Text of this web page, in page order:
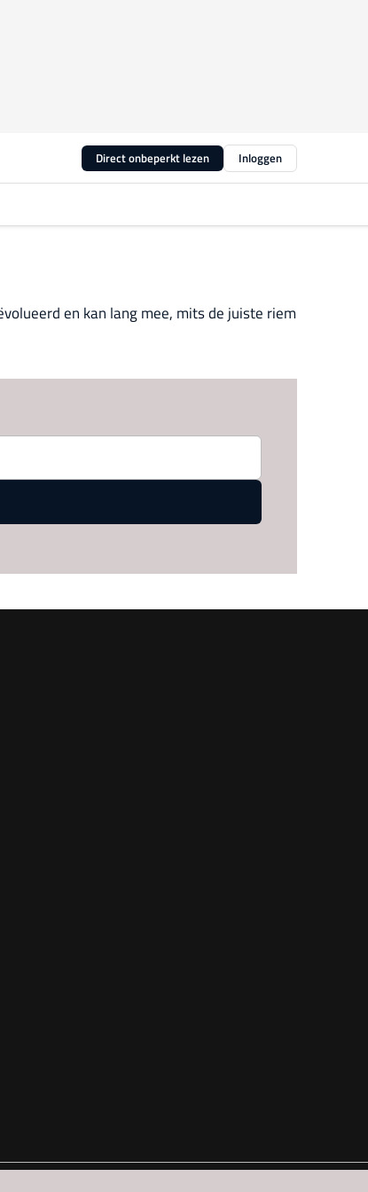
Direct onbeperkt lezen Inloggen
en kan lang mee, mits de juiste riem